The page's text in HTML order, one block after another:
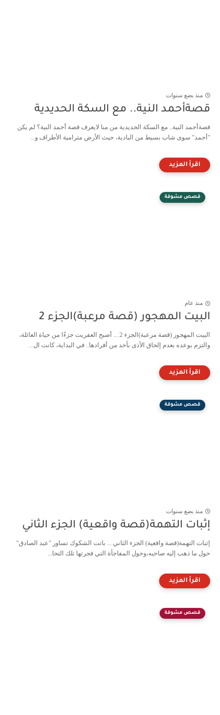
منذ بضع سنوات
قصةأحمد النية.. مع السكة الحديدية
قصةأحمد النية.. مع السكة الحديدية من منا لايعرف قصة أحمد النية؟ لم يكن
"أحمد" سوى شاب بسيط من البادية، حيث الأرض مترامية الأطراف و...
قصص مشوقة
منذ عام
البيت المهجور (قصة مرعبة)الجزء 2
البيت المهجور (قصة مرعبة)الجزء 2 ... أصبح العفريت جزءًا من حياة العائلة،
والتزم بوعده بعدم إلحاق الأذى بأحد من أفرادها.. في البداية، كانت ال...
قصص مشوقة
منذ بضع سنوات
إثبات التهمة(قصة واقعية) الجزء الثاني
إثبات التهمة(قصة واقعية) الجزء الثاني ... باتت الشكوك تساور "عبد الصادق"
حول ما ذهب إليه صاحبه،وحول المفاجأة التي فجرتها تلك التحا...
قصص مشوقة